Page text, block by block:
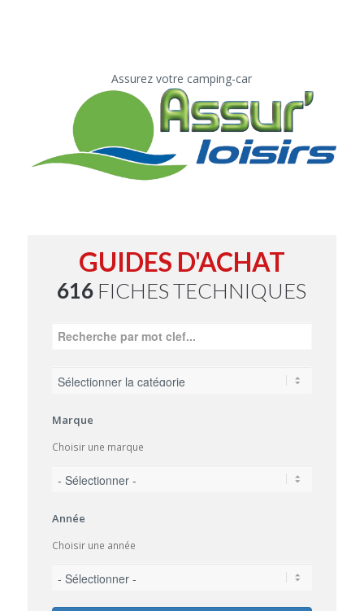
Assurez votre camping-car
GUIDES D'ACHAT
616 FICHES TECHNIQUES
Marque
Choisir une marque
Année
Choisir une année